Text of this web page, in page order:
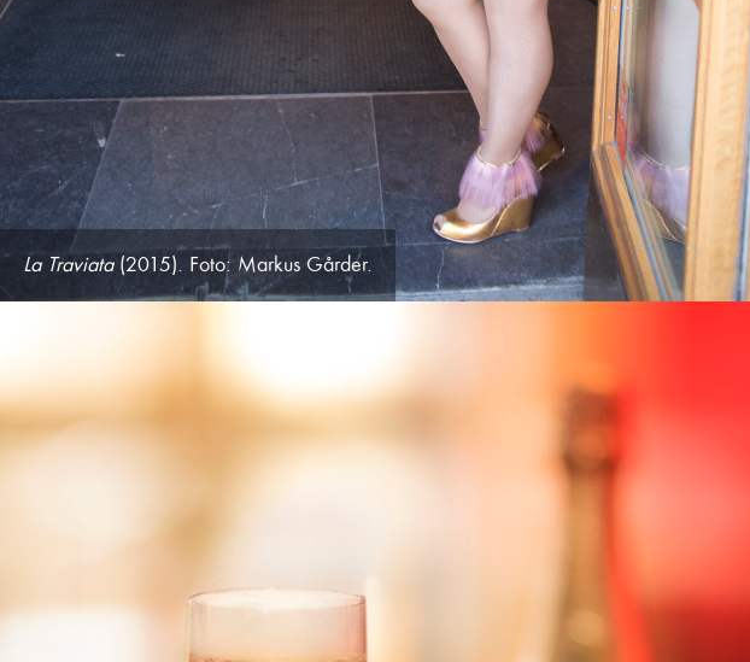
La Traviata(2015). Foto: Markus Gårder.